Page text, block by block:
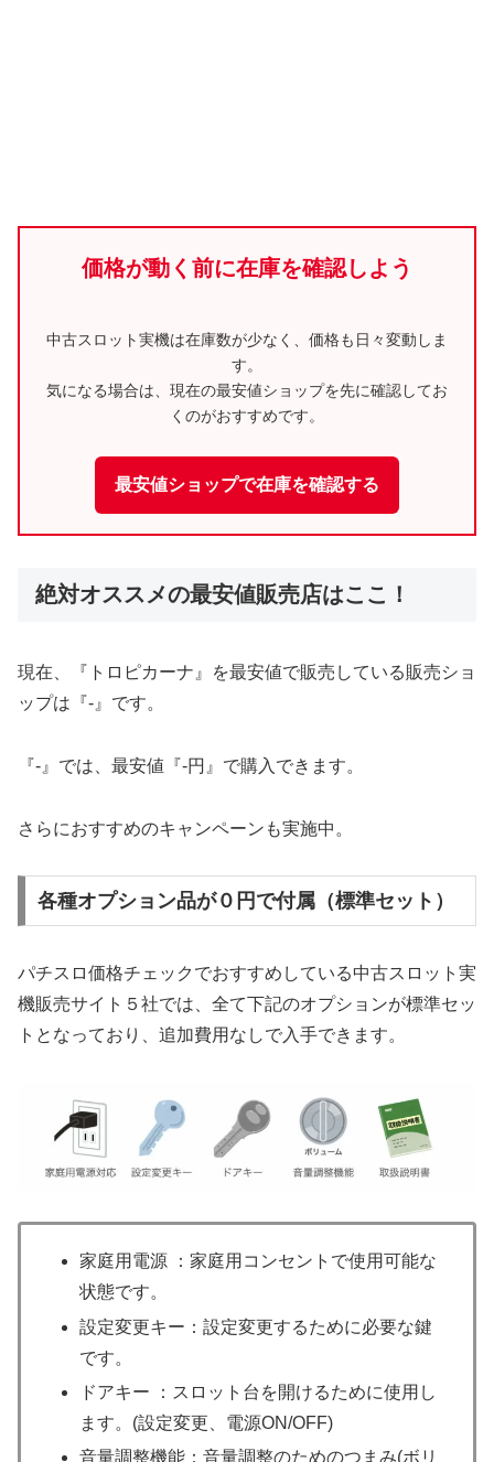
価格が動く前に在庫を確認しよう
中古スロット実機は在庫数が少なく、価格も日々変動しま
す。
気になる場合は、現在の最安値ショップを先に確認してお
くのがおすすめです。
最安値ショップで在庫を確認する
絶対オススメの最安値販売店はここ！
現在、『トロピカーナ』を最安値で販売している販売ショ
ップは『-』です。
『-』では、最安値『-円』で購入できます。
さらにおすすめのキャンペーンも実施中。
各種オプション品が０円で付属（標準セット）
パチスロ価格チェックでおすすめしている中古スロット実
機販売サイト５社では、全て下記のオプションが標準セッ
トとなっており、追加費用なしで入手できます。
家庭用電源 ：家庭用コンセントで使用可能な
状態です。
設定変更キー：設定変更するために必要な鍵
です。
ドアキー ：スロット台を開けるために使用し
ます。(設定変更、電源ON/OFF)
音量調整機能：音量調整のためのつまみ(ボリ